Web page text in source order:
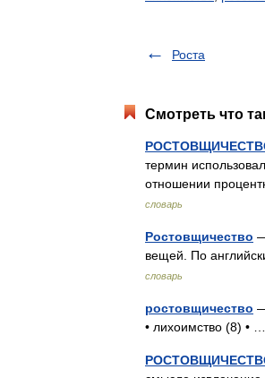
Роста
Смотреть что
термин
отношении
словарь
Ростовщичество
вещей. По
словарь
ростовщичество
• лихоимство (8) •